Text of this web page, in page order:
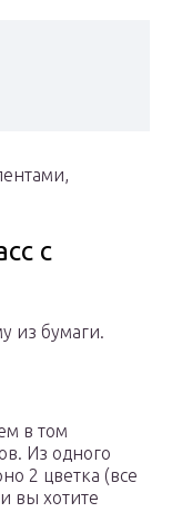
с
из бумаги.
в том
Из одного
2 цветка (все
вы хотите